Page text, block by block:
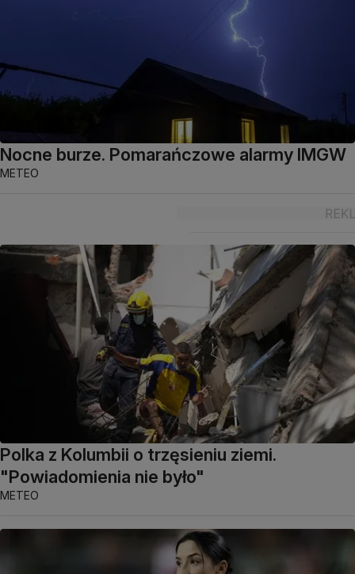
Nocne burze. Pomarańczowe alarmy IMGW
METEO
Polka z Kolumbii o trzęsieniu ziemi.
"Powiadomienia nie było"
METEO